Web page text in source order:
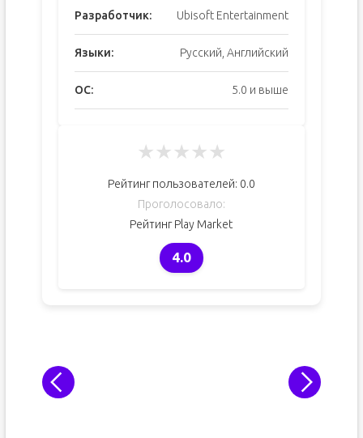
Разработчик: Ubisoft Entertainment
Языки: Русский, Английский
ОС: 5.0 и выше
★★★★★
Рейтинг пользователей: 0.0
Проголосовало:
Рейтинг Play Market
4.0